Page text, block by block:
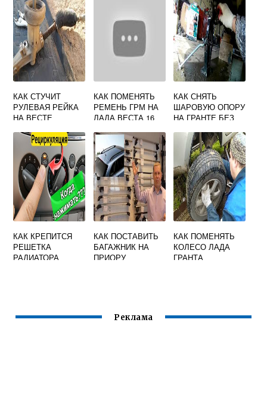
КАК СТУЧИТ
РУЛЕВАЯ РЕЙКА
НА ВЕСТЕ
КАК ПОМЕНЯТЬ
РЕМЕНЬ ГРМ НА
ЛАДА ВЕСТА 16
СВОИМИ РУКАМИ
КАК СНЯТЬ
ШАРОВУЮ ОПОРУ
НА ГРАНТЕ БЕЗ
ВИДЕО
КАК КРЕПИТСЯ
РЕШЕТКА
РАДИАТОРА
КАК ПОСТАВИТЬ
БАГАЖНИК НА
ПРИОРУ
КАК ПОМЕНЯТЬ
КОЛЕСО ЛАДА
ГРАНТА
Реклама